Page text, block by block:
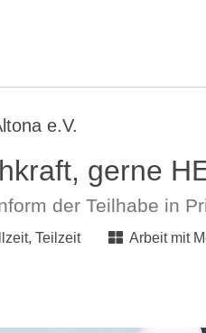
e.V.
gerne
der Teilhabe in
Teilzeit Arbeit mit